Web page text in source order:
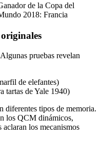
de la Copa del
2018: Francia
pruebas revelan
de elefantes)
tartas de Yale 1940)
diferentes tipos de memoria.
los QCM dinámicos,
aclaran los mecanismos